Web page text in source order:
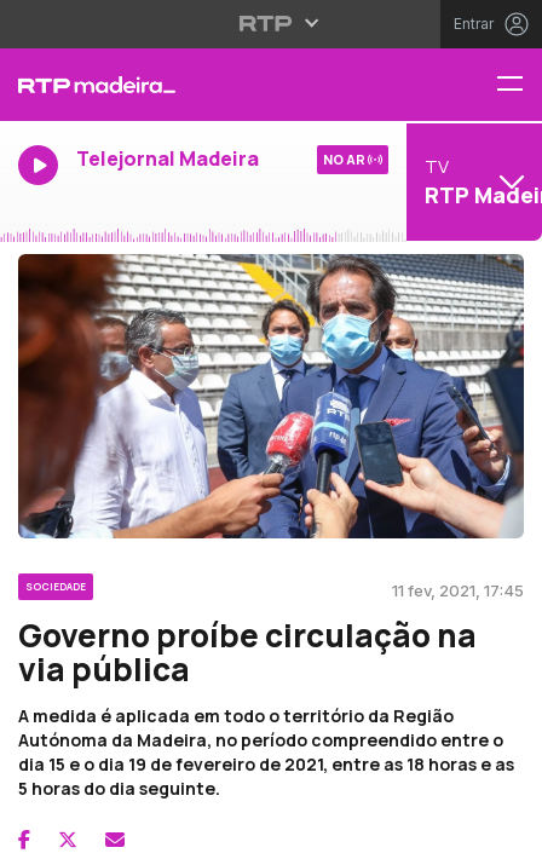
Entrar
Telejornal Madeira NO AR TV
RTP
SOCIEDADE 11 fev, 2021, 17:45
Governo proíbe circulação na
via pública
A medida é aplicada em todo o território da Região
Autónoma da Madeira, no período compreendido entre o
dia 15 e o dia 19 de fevereiro de 2021, entre as 18 horas e as
5 horas do dia seguinte.